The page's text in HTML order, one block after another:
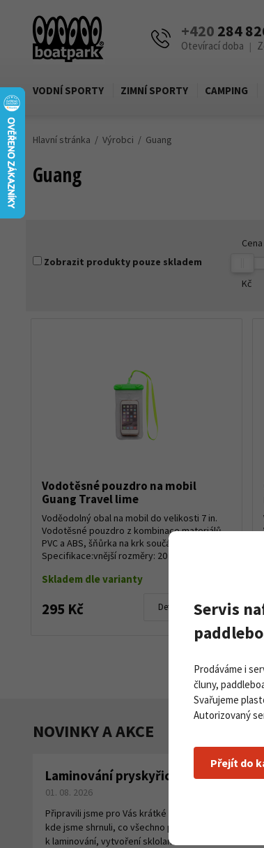
+420 284
Otevírací doba |
VODNÍ SPORTY ZIMNÍ SPORTY CAMPING
Hlavní stránka Výrobci Guang
Guang
Zobrazit produkty pouze skladem
Cena
Kč
Vodotěsné pouzdro na mobil
Guang Travel lime
Voděodolný obal na mobil do velikosti 7 in.
Vodotěsné pouzdro z kombinace materiálů
PVC a ABS, šňůrka na krk součástí balení.
Specifikace:vnější rozměry: 20 x 11 cmvnitřn...
Skladem dle varianty
295 Kč Detail produktu
NOVINKY A AKCE
Laminování pryskyřicí a tkaninou
01. 08. 2026
Připravili jsme pro Vás krátké instruktážní video,
kde jsme shrnuli, co všechno potřebujete
k laminování, vytvoření sklolaminátu.
Servis
Prodáváme i
čluny,
Svařujeme
Autorizovaný
Přejít do